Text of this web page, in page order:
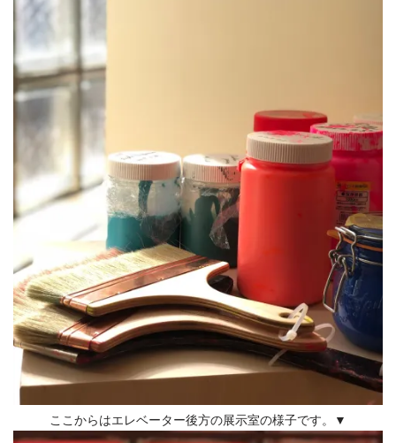
ここからはエレベーター後方の展示室の様子です。▼